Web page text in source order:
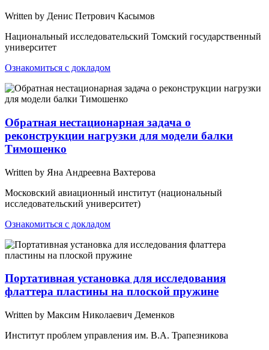
Written by Денис Петрович Касымов
Национальный исследовательский Томский государственный
университет
Ознакомиться с докладом
Обратная нестационарная задача о
реконструкции нагрузки для модели балки
Тимошенко
Written by Яна Андреевна Вахтерова
Московский авиационный институт (национальный
исследовательский университет)
Ознакомиться с докладом
Портативная установка для исследования
флаттера пластины на плоской пружине
Written by Максим Николаевич Деменков
Институт проблем управления им. В.А. Трапезникова